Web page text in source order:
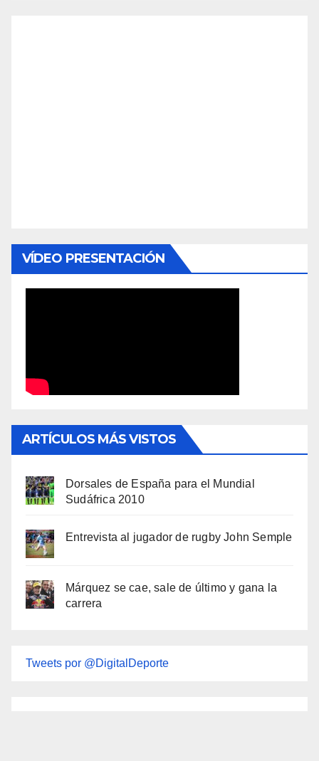
VÍDEO PRESENTACIÓN
ARTÍCULOS MÁS VISTOS
Dorsales de España para el Mundial
Sudáfrica 2010
Entrevista al jugador de rugby John Semple
Márquez se cae, sale de último y gana la
carrera
Tweets por @DigitalDeporte